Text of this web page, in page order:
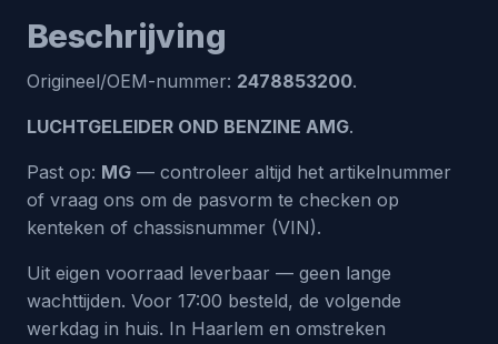
Beschrijving
Origineel/OEM-nummer: 2478853200.
LUCHTGELEIDER OND BENZINE AMG.
Past op: MG — controleer altijd het artikelnummer
of vraag ons om de pasvorm te checken op
kenteken of chassisnummer (VIN).
Uit eigen voorraad leverbaar — geen lange
wachttijden. Voor 17:00 besteld, de volgende
werkdag in huis. In Haarlem en omstreken